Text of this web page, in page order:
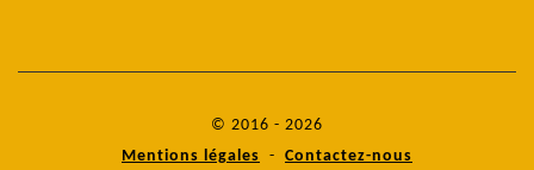
© 2016 - 2026
Mentions légales - Contactez-nous